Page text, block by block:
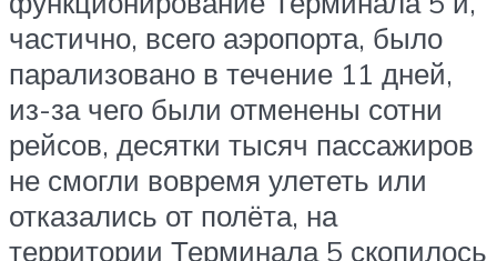
частично, всего аэропорта, было
парализовано в течение 11 дней,
из-за чего были отменены сотни
рейсов, десятки тысяч пассажиров
не смогли вовремя улететь или
отказались от полёта, на
территории Терминала 5 скопилось